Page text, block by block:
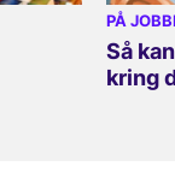
PÅ
Så
kring